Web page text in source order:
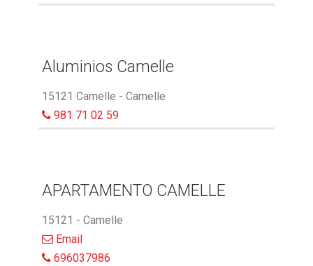
Aluminios Camelle
15121 Camelle - Camelle
981 71 02 59
APARTAMENTO CAMELLE
15121 - Camelle
Email
696037986